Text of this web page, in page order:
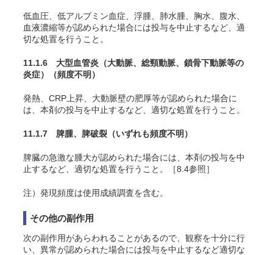
低血圧、低アルブミン血症、浮腫、肺水腫、胸水、腹水、
血液濃縮等が認められた場合には投与を中止するなど、適
切な処置を行うこと。
11.1.6 大型血管炎（大動脈、総頸動脈、鎖骨下動脈等の
炎症）
（頻度不明）
発熱、CRP上昇、大動脈壁の肥厚等が認められた場合に
は、本剤の投与を中止するなど、適切な処置を行うこと。
11.1.7 脾腫、脾破裂 （いずれも頻度不明）
脾臓の急激な腫大が認められた場合には、本剤の投与を中
止するなど、適切な処置を行うこと。［8.4参照］
注）発現頻度は使用成績調査を含む。
その他の副作用
次の副作用があらわれることがあるので、観察を十分に行
い、異常が認められた場合には投与を中止するなど適切な